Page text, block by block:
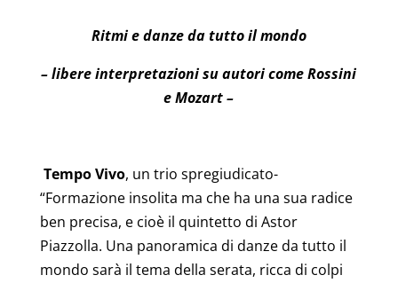
Ritmi e danze da tutto il mondo
– libere interpretazioni su autori come Rossini
e Mozart –
Tempo Vivo, un trio spregiudicato-
“Formazione insolita ma che ha una sua radice
ben precisa, e cioè il quintetto di Astor
Piazzolla. Una panoramica di danze da tutto il
mondo sarà il tema della serata, ricca di colpi